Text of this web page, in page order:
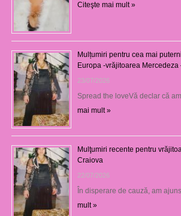
Citeşte mai mult »
Mulțumiri pentru cea mai
Europa -vrăjitoarea
23/07/2026
Spread the loveVă declar că
mai mult »
Mulţumiri recente pentru
Craiova
22/07/2026
În disperare de cauză, am
mult »